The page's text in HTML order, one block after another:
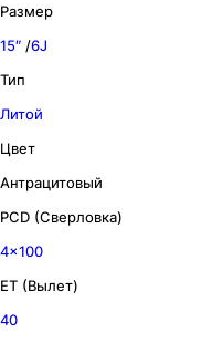
Размер
15″ /6J
Тип
Литой
Цвет
Антрацитовый
PCD (Сверловка)
4x100
ET (Вылет)
40